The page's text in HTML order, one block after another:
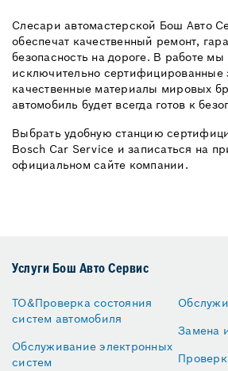
Слесари автомастерской Бош Авто
обеспечат качественный ремонт,
безопасность на дороге. В работе мы
исключительно сертифицированные
качественные материалы мировых
автомобиль будет всегда готов к
Выбрать удобную станцию
Bosch Car Service и записаться на
официальном сайте компании.
Услуги Бош Авто Сервис
ТО&Проверка состояния
систем автомобиля
Обслуживание электронных
систем
Замена